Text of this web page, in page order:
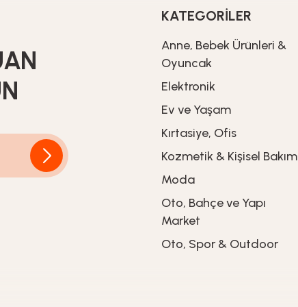
Heifer
HyperProX Şarjlı Kablosuz Dikey Süpürge - Batarya
KATEGORİLER
Anne, Bebek Ürünleri &
Oyuncak
Elektronik
Ev ve Yaşam
Kırtasiye, Ofis
Kozmetik & Kişisel Bakım
Moda
Oto, Bahçe ve Yapı
Market
Oto, Spor & Outdoor